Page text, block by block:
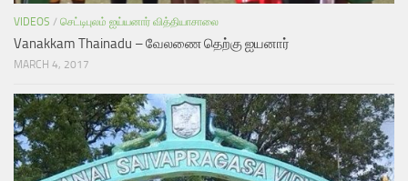
VIDEOS / செட்டிபுலம் ஐய்யனார் வித்தியாசாலை
Vanakkam Thainadu – வேலணை தெற்கு ஐயனார்
MARCH 4, 2017